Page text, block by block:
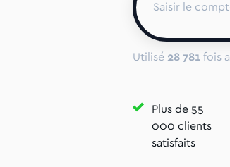
Utilisé 28 781fois
Plus de 55
000 clients
satisfaits